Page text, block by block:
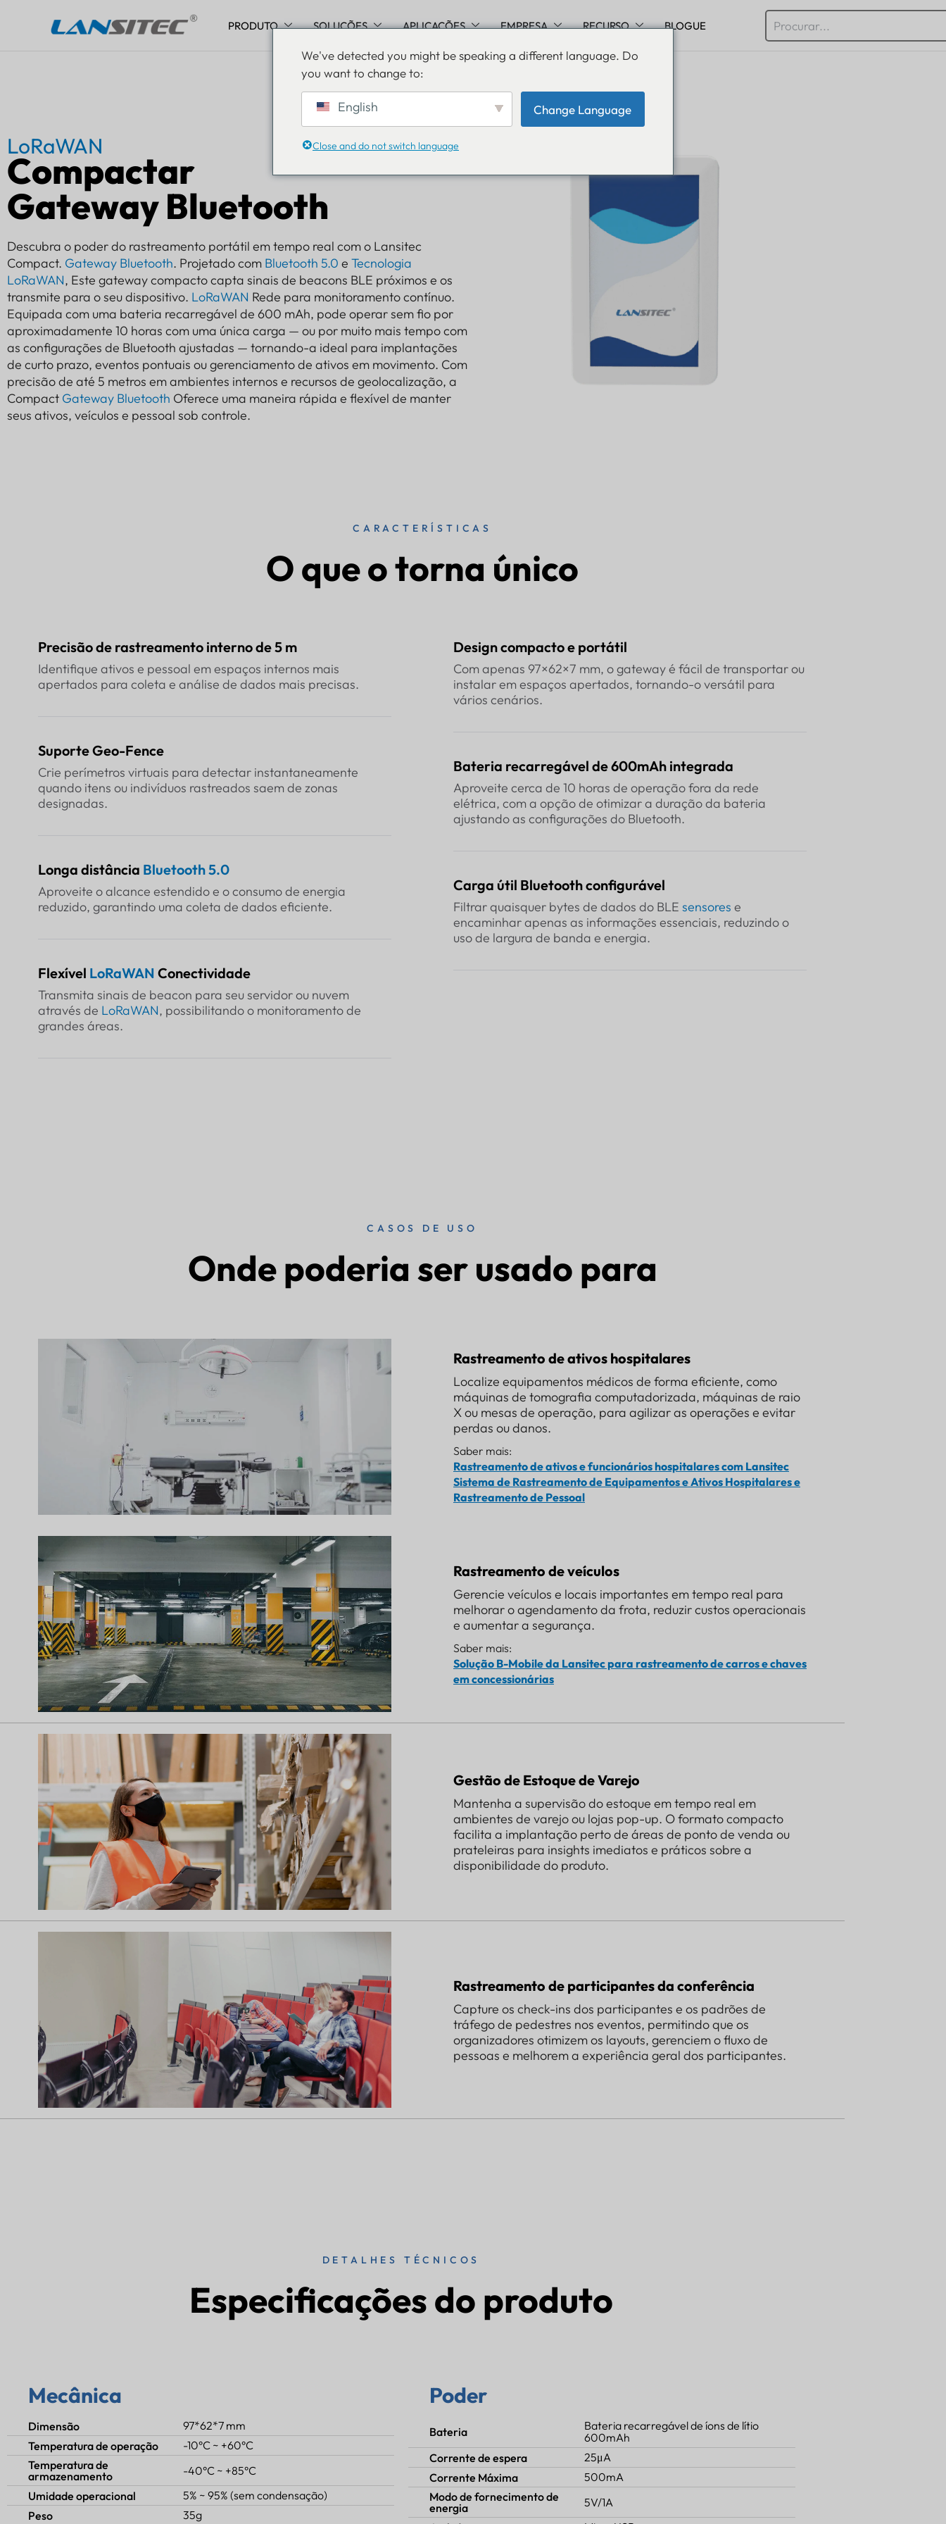
PRODUTO SOLUÇÕES APLICAÇÕES EMPRESA RECURSO BLOGUE
LoRaWAN
Compactar
Gateway Bluetooth
Descubra o poder do rastreamento portátil em tempo real com o Lansitec
Compact. Gateway Bluetooth. Projetado com Bluetooth 5.0 e Tecnologia
LoRaWAN, Este gateway compacto capta sinais de beacons BLE próximos e os
transmite para o seu dispositivo. LoRaWAN Rede para monitoramento contínuo.
Equipada com uma bateria recarregável de 600 mAh, pode operar sem fio por
aproximadamente 10 horas com uma única carga — ou por muito mais tempo com
as configurações de Bluetooth ajustadas — tornando-a ideal para implantações
de curto prazo, eventos pontuais ou gerenciamento de ativos em movimento. Com
precisão de até 5 metros em ambientes internos e recursos de geolocalização, a
Compact Gateway Bluetooth Oferece uma maneira rápida e flexível de manter
seus ativos, veículos e pessoal sob controle.
CARACTERÍSTICAS
O que o torna único
Precisão de rastreamento interno de 5 m
Identifique ativos e pessoal em espaços internos mais
apertados para coleta e análise de dados mais precisas.
Suporte Geo-Fence
Crie perímetros virtuais para detectar instantaneamente
quando itens ou indivíduos rastreados saem de zonas
designadas.
Longa distância Bluetooth 5.0
Aproveite o alcance estendido e o consumo de energia
reduzido, garantindo uma coleta de dados eficiente.
Flexível LoRaWAN Conectividade
Transmita sinais de beacon para seu servidor ou nuvem
através de LoRaWAN, possibilitando o monitoramento de
grandes áreas.
Design compacto e portátil
Com apenas 97×62×7 mm, o gateway é fácil de transportar ou
instalar em espaços apertados, tornando-o versátil para
vários cenários.
Bateria recarregável de 600mAh integrada
Aproveite cerca de 10 horas de operação fora da rede
elétrica, com a opção de otimizar a duração da bateria
ajustando as configurações do Bluetooth.
Carga útil Bluetooth configurável
Filtrar quaisquer bytes de dados do BLE sensores e
encaminhar apenas as informações essenciais, reduzindo o
uso de largura de banda e energia.
CASOS DE USO
Onde poderia ser usado para
Rastreamento de ativos hospitalares
Localize equipamentos médicos de forma eficiente, como
máquinas de tomografia computadorizada, máquinas de raio
X ou mesas de operação, para agilizar as operações e evitar
perdas ou danos.
Saber mais:
Rastreamento de ativos e funcionários hospitalares com Lansitec
Sistema de Rastreamento de Equipamentos e Ativos Hospitalares e
Rastreamento de Pessoal
Rastreamento de veículos
Gerencie veículos e locais importantes em tempo real para
melhorar o agendamento da frota, reduzir custos operacionais
e aumentar a segurança.
Saber mais:
Solução B-Mobile da Lansitec para rastreamento de carros e chaves
em concessionárias
Gestão de Estoque de Varejo
Mantenha a supervisão do estoque em tempo real em
ambientes de varejo ou lojas pop-up. O formato compacto
facilita a implantação perto de áreas de ponto de venda ou
prateleiras para insights imediatos e práticos sobre a
disponibilidade do produto.
Rastreamento de participantes da conferência
Capture os check-ins dos participantes e os padrões de
tráfego de pedestres nos eventos, permitindo que os
organizadores otimizem os layouts, gerenciem o fluxo de
pessoas e melhorem a experiência geral dos participantes.
DETALHES TÉCNICOS
Especificações do produto
Mecânica
Dimensão
97*62*7 mm
Temperatura de operação
-10°C ~ +60°C
Temperatura de
armazenamento
-40°C ~ +85°C
Umidade operacional
5% ~ 95% (sem condensação)
Peso
35g
Poder
Bateria
Bateria recarregável de íons de lítio
600mAh
Corrente de espera
25μA
Corrente Máxima
500mA
Modo de fornecimento de
energia
5V/1A
We've detected you might be speaking a different language. Do
you want to change to:
English Change Language
Close and do not switch language